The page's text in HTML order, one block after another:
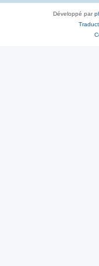
Développé par